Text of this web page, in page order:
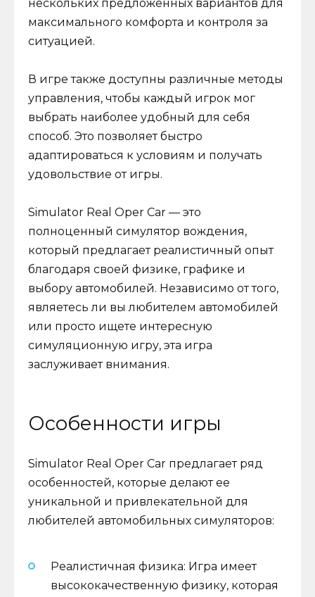
нескольких предложенных вариантов для
максимального комфорта и контроля за
ситуацией.
В игре также доступны различные методы
управления, чтобы каждый игрок мог
выбрать наиболее удобный для себя
способ. Это позволяет быстро
адаптироваться к условиям и получать
удовольствие от игры.
Simulator Real Oper Car — это
полноценный симулятор вождения,
который предлагает реалистичный опыт
благодаря своей физике, графике и
выбору автомобилей. Независимо от того,
являетесь ли вы любителем автомобилей
или просто ищете интересную
симуляционную игру, эта игра
заслуживает внимания.
Особенности игры
Simulator Real Oper Car предлагает ряд
особенностей, которые делают ее
уникальной и привлекательной для
любителей автомобильных симуляторов:
Реалистичная физика: Игра имеет
высококачественную физику, которая